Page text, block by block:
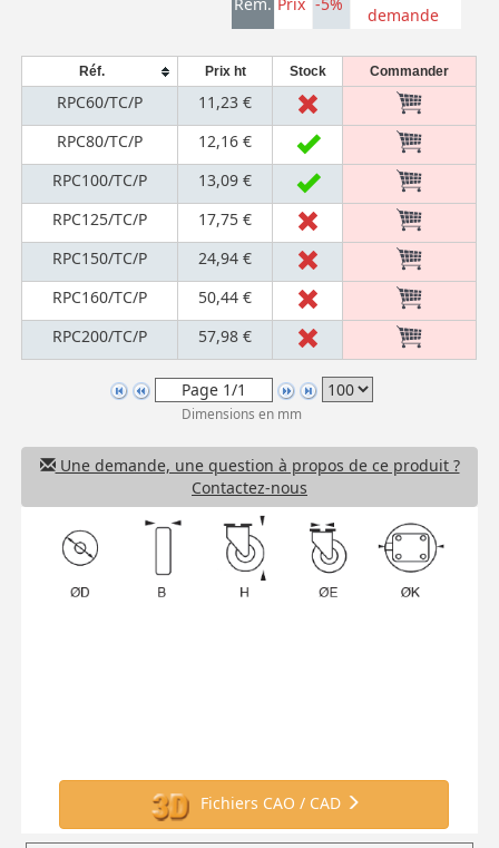
Rem. Prix -5%
demande
Réf. Prix ht Stock Commander
RPC60/TC/P
11,23 €
RPC80/TC/P
12,16 €
RPC100/TC/P
13,09 €
RPC125/TC/P
17,75 €
RPC150/TC/P
24,94 €
RPC160/TC/P
50,44 €
RPC200/TC/P
57,98 €
Dimensions en mm
Une demande, une question à propos de ce produit ?
Contactez-nous
Fichiers CAO / CAD